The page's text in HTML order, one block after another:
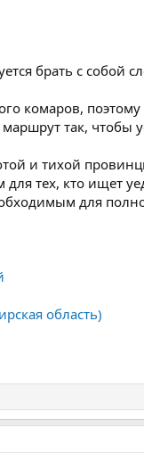
брать с собой
комаров, поэтому
так, чтобы
и тихой
тех, кто ищет
для
область)